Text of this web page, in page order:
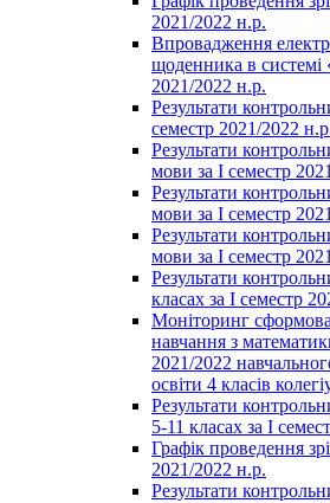
2021/2022 н.р.
Впровадження
щоденника в системі
2021/2022 н.р.
Результати
семестр 2021/2022
Результати
мови за І семестр
Результати
мови за І семестр
Результати
мови за І семестр
Результати
класах за І семестр
Моніторинг
навчання з
2021/2022
освіти 4 класів
Результати
5-11 класах за І
Графік проведення
2021/2022 н.р.
Результати